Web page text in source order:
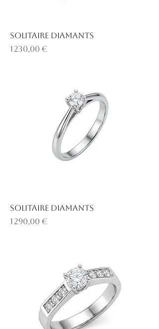
Solitaire diamants
Prix
1 230,00 €
Solitaire diamants
Prix
1 290,00 €